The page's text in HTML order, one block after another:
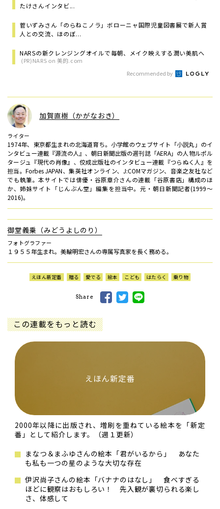
たけさんインタビ...
菅いずみさん「のらねこノラ」ボローニャ国際児童図書展で新人賞
人との交流、ほのぼ...
NARSの新クレンジングオイルで毎朝、メイク映えする潤い美肌へ
(PR)NARS on 美的.com
Recommended by
加賀直樹（かがなおき）
ライター
1974年、東京都生まれの北海道育ち。小学館のウェブサイト「小説丸」のイ
ンタビュー連載『源流の人』、朝日新聞出版の週刊誌「AERA」の人物ルポル
タージュ『現代の肖像』、佼成出版社のインタビュー連載『つらぬく人』を
担当。Forbes JAPAN、集英社オンライン、J:COMマガジン、音楽之友社など
でも執筆。本サイトでは俳優・谷原章介さんの連載「谷原書店」構成のほ
か、姉妹サイト「じんぶん堂」編集を担当中。元・朝日新聞記者(1999～
2016)。
御堂義乗（みどうよしのり）
フォトグラファー
１９５５年生まれ。美輪明宏さんの専属写真家を長く務める。
えほん新定番 贈る 愛でる 絵本 こども はたらく 乗り物
Share
この連載をもっと読む
えほん新定番
2000年以降に出版され、増刷を重ねている絵本を「新定
番」として紹介します。（週１更新）
まなつ＆まふゆさんの絵本「君がいるから」 あなた
も私も一つの星のような大切な存在
伊沢尚子さんの絵本「バナナのはなし」 食べすぎる
ほどに観察はおもしろい！ 先入観が裏切られる楽し
さ、体感して